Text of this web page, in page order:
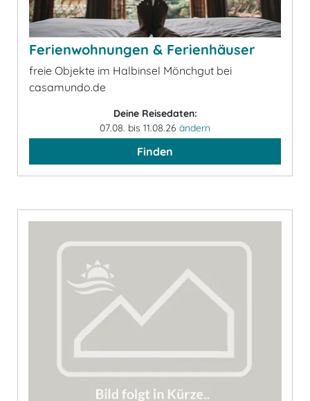
Ferienwohnungen & Ferienhäuser
freie Objekte im Halbinsel Mönchgut bei
casamundo.de
Deine Reisedaten:
07.08. bis 11.08.26 ändern
Finden